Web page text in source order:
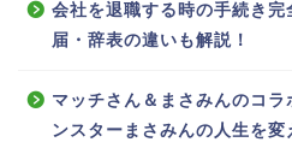
会社を退職する時の手続き
届・辞表の違いも解説！
マッチさん＆まさみんのコ
ンスターまさみんの人生を